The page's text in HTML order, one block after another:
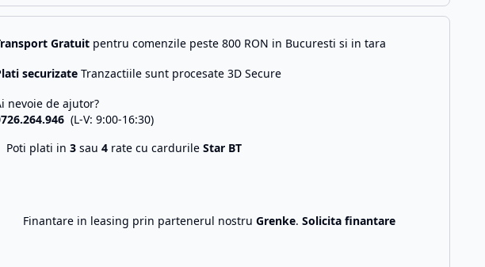
Gratuit pentru comenzile peste 800 RON in Bucuresti si in tara
securizate Tranzactiile sunt procesate 3D Secure
nevoie de ajutor?
(L-V: 9:00-16:30)
Poti plati in 3 sau 4 rate cu cardurile Star BT
Finantare in leasing prin partenerul nostru Grenke. Solicita finantare